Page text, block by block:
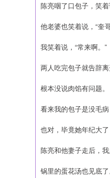
陈亮咽了口包子，笑着
他老婆也笑着说，“奎
我笑着说，“常来啊。”
两人吃完包子就告辞离
根本没说肉馅有问题。
看来我的包子是没毛
也对，毕竟她年纪大了
陈亮和他妻子走后，
锅里的蛋花汤也见底了